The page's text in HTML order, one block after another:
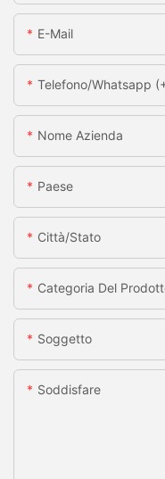
E-Mail
Telefono/whatsapp
Nome Azienda
Paese
Città/stato
Categoria Del
Soggetto
Soddisfare